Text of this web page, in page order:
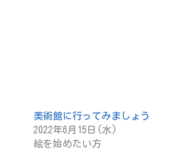
美術館に行ってみましょう
2022年6月15日(水)
絵を始めたい方